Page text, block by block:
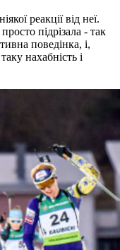
реакції від неї.
підрізала - так
поведінка, і,
нахабність і